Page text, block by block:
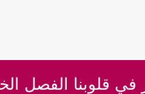
في قلوبنا الفصل